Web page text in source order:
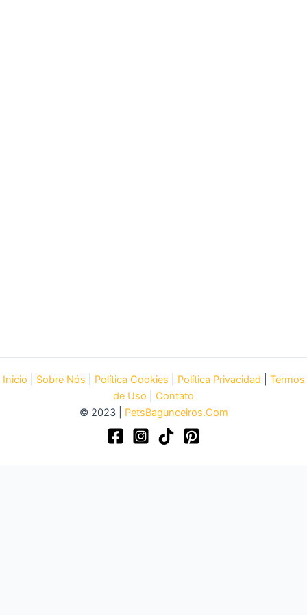
Inicio Sobre Nós Política Cookies Política Privacidad
Termos
de Uso
Contato
© 2023 | PetsBagunceiros.Com